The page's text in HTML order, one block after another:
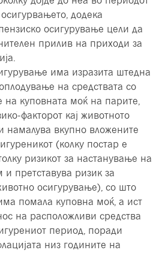
додека
осигурување цели да
прилив на приходи за
има изразита штедна
на средствата со
на куповната моќ на парите,
факторот кај животното
намалува вкупно вложените
(колку постар е
ризикот за настанување на
и претставува ризик за
осигурување), со што
помала куповна моќ, а ист
на расположливи средства
период, поради
низ годините на